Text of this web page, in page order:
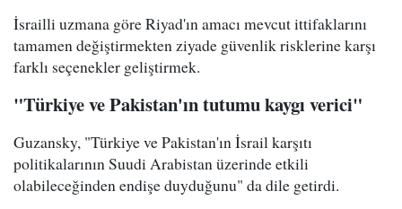
İsrailli uzmana göre Riyad'ın amacı mevcut ittifaklarını
tamamen değiştirmekten ziyade güvenlik risklerine karşı
farklı seçenekler geliştirmek.
"Türkiye ve Pakistan'ın tutumu kaygı verici"
Guzansky, "Türkiye ve Pakistan'ın İsrail karşıtı
politikalarının Suudi Arabistan üzerinde etkili
olabileceğinden endişe duyduğunu" da dile getirdi.